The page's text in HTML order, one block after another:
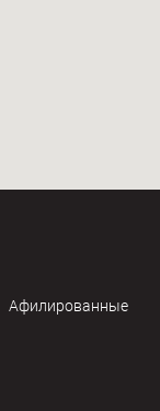
Афилированные